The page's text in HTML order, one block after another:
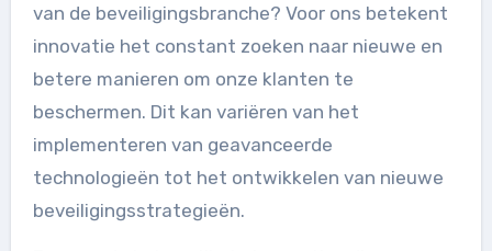
van de beveiligingsbranche? Voor ons betekent
innovatie het constant zoeken naar nieuwe en
betere manieren om onze klanten te
beschermen. Dit kan variëren van het
implementeren van geavanceerde
technologieën tot het ontwikkelen van nieuwe
beveiligingsstrategieën.